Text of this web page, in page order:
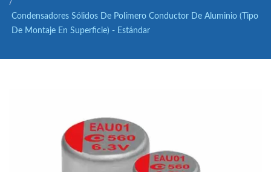
Rendimiento Estable De
Regulación De Voltaje Y
Filtrado De Rizado.
/
Condensadores Sólidos De Polímero Conductor De Aluminio (tipo
De Montaje En Superficie) - Estándar